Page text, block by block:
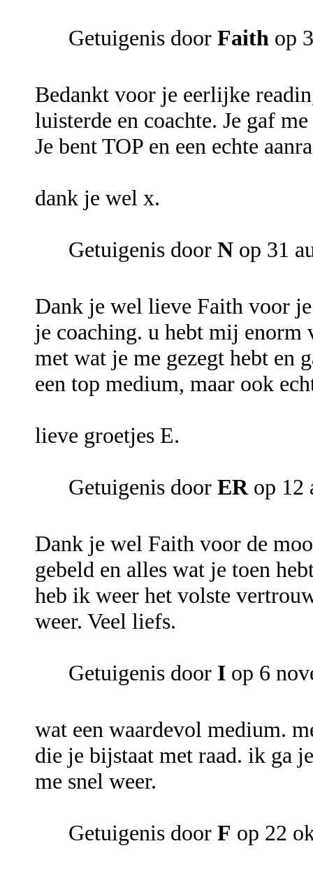
Getuigenis door Faith op
Bedankt voor je eerlijke
luisterde en coachte. Je gaf
Je bent TOP en een echte
dank je wel x.
Getuigenis door N op 31
Dank je wel lieve Faith voor
je coaching. u hebt mij enorm
met wat je me gezegt hebt en
een top medium, maar ook
lieve groetjes E.
Getuigenis door ERop 12
Dank je wel Faith voor de
gebeld en alles wat je toen
heb ik weer het volste
weer. Veel liefs.
Getuigenis door I op 6
wat een waardevol medium.
die je bijstaat met raad. ik ga
me snel weer.
Getuigenis door F op 22